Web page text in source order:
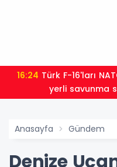
16:24
yerli savunma
Anasayfa Gündem
Denize